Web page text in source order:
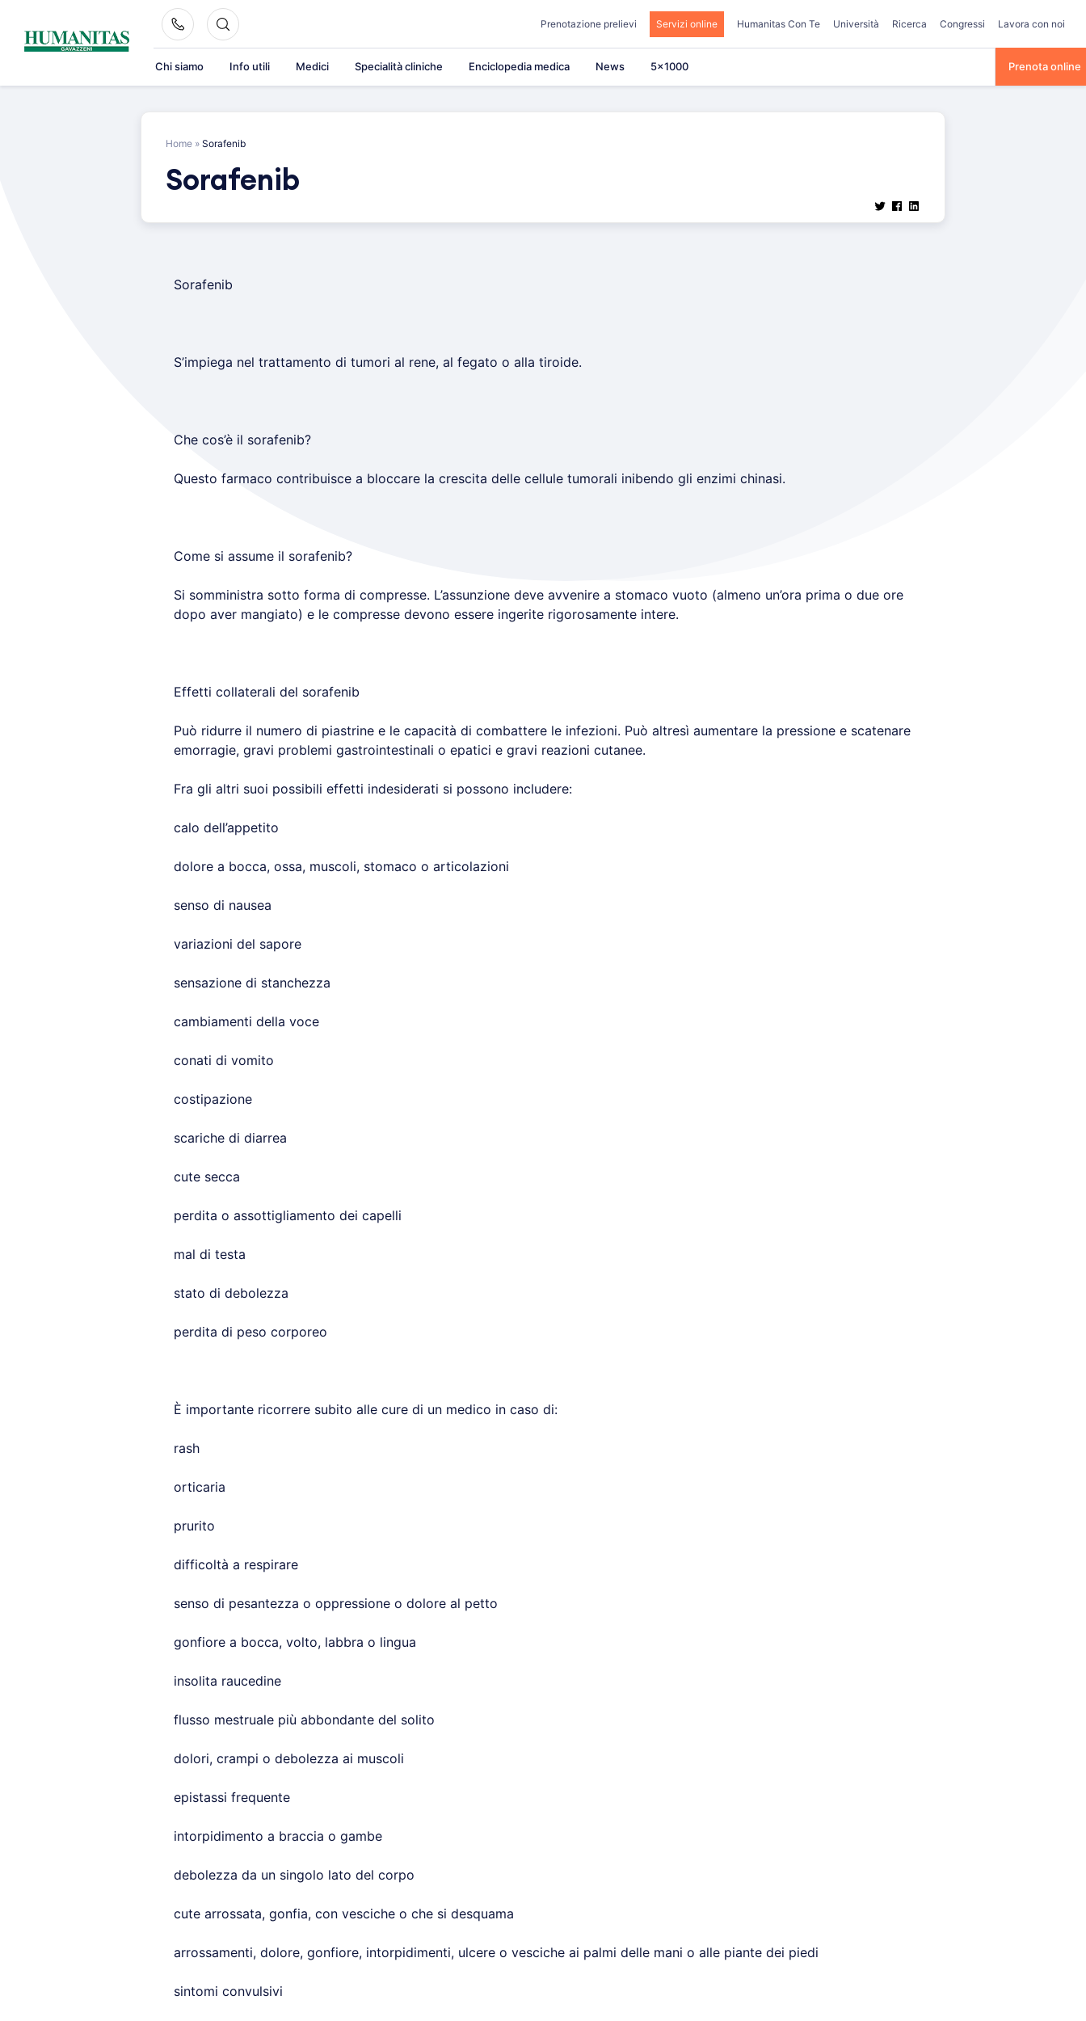
content
Prenotazione prelievi Servizi online Humanitas Con Te Università Ricerca Congressi Lavora con noi
Chi siamo Info utili Medici Specialità cliniche Enciclopedia medica News 5×1000 Prenota online
Home » Sorafenib
Sorafenib
Sorafenib
S’impiega nel trattamento di tumori al rene, al fegato o alla tiroide.
Che cos’è il sorafenib?
Questo farmaco contribuisce a bloccare la crescita delle cellule tumorali inibendo gli enzimi chinasi.
Come si assume il sorafenib?
Si somministra sotto forma di compresse. L’assunzione deve avvenire a stomaco vuoto (almeno un’ora prima o due ore
dopo aver mangiato) e le compresse devono essere ingerite rigorosamente intere.
Effetti collaterali del sorafenib
Può ridurre il numero di piastrine e le capacità di combattere le infezioni. Può altresì aumentare la pressione e scatenare
emorragie, gravi problemi gastrointestinali o epatici e gravi reazioni cutanee.
Fra gli altri suoi possibili effetti indesiderati si possono includere:
calo dell’appetito
dolore a bocca, ossa, muscoli, stomaco o articolazioni
senso di nausea
variazioni del sapore
sensazione di stanchezza
cambiamenti della voce
conati di vomito
costipazione
scariche di diarrea
cute secca
perdita o assottigliamento dei capelli
mal di testa
stato di debolezza
perdita di peso corporeo
È importante ricorrere subito alle cure di un medico in caso di:
rash
orticaria
prurito
difficoltà a respirare
senso di pesantezza o oppressione o dolore al petto
gonfiore a bocca, volto, labbra o lingua
insolita raucedine
flusso mestruale più abbondante del solito
dolori, crampi o debolezza ai muscoli
epistassi frequente
intorpidimento a braccia o gambe
debolezza da un singolo lato del corpo
cute arrossata, gonfia, con vesciche o che si desquama
arrossamenti, dolore, gonfiore, intorpidimenti, ulcere o vesciche ai palmi delle mani o alle piante dei piedi
sintomi convulsivi